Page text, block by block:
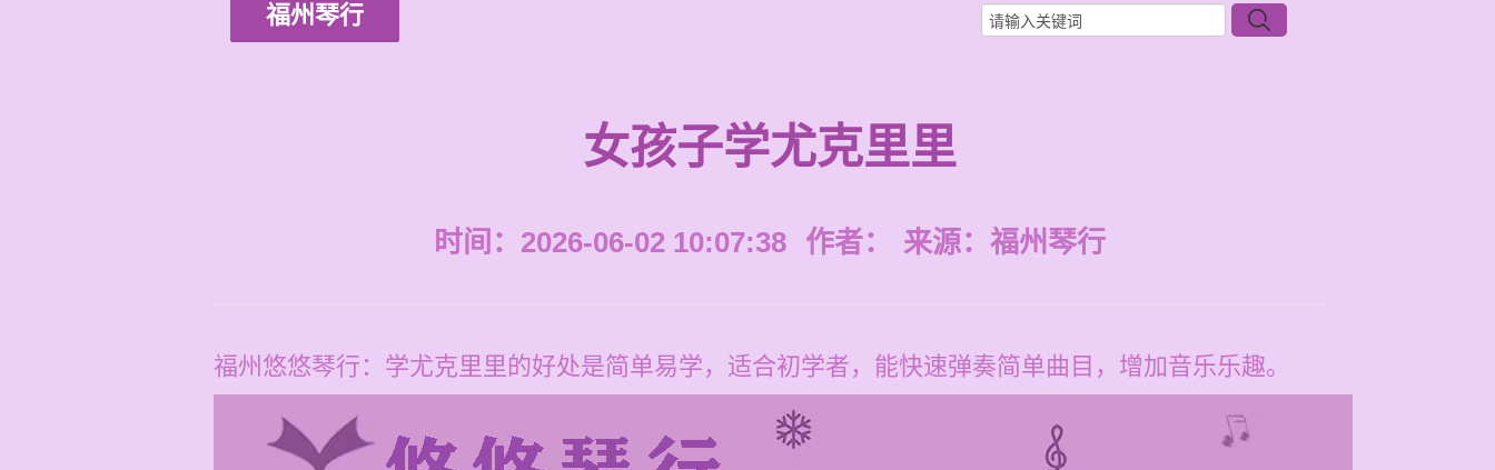
福州琴行
女孩子学尤克里里
时间：2026-06-02 10:07:38 作者： 来源： 福州琴行
福州悠悠琴行：学尤克里里的好处是简单易学，适合初学者，能快速弹奏简单曲目，增加音乐乐趣。